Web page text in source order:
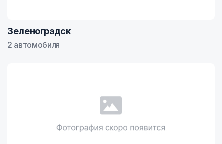
Зеленоградск
2 автомобиля